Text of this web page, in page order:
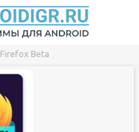
Firefox Beta